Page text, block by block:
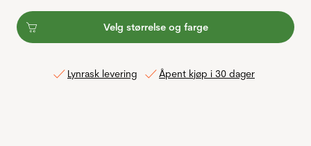
Velg størrelse og farge
Lynrask levering Åpent kjøp i 30 dager